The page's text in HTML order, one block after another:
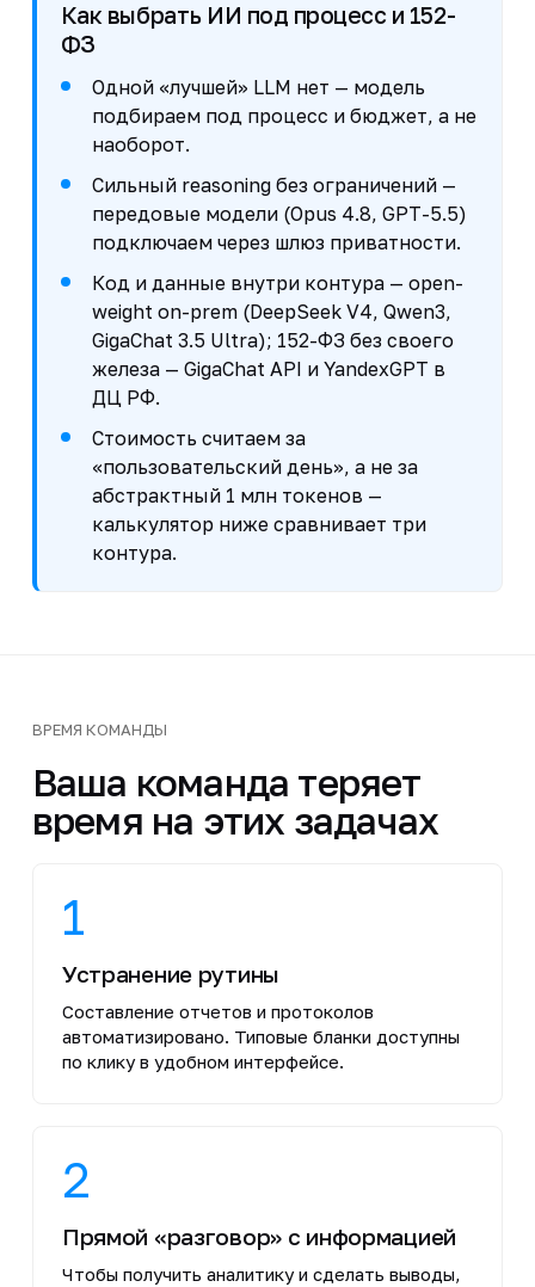
Как выбрать ИИ под процесс и 152-
ФЗ
Одной «лучшей» LLM нет — модель
подбираем под процесс и бюджет, а не
наоборот.
Сильный reasoning без ограничений —
передовые модели (Opus 4.8, GPT-5.5)
подключаем через шлюз приватности.
Код и данные внутри контура — open-
weight on-prem (DeepSeek V4, Qwen3,
GigaChat 3.5 Ultra); 152-ФЗ без своего
железа — GigaChat API и YandexGPT в
ДЦ РФ.
Стоимость считаем за
«пользовательский день», а не за
абстрактный 1 млн токенов —
калькулятор ниже сравнивает три
контура.
ВРЕМЯ КОМАНДЫ
Ваша команда теряет
время на этих задачах
1
Устранение рутины
Составление отчетов и протоколов
автоматизировано. Типовые бланки доступны
по клику в удобном интерфейсе.
2
Прямой «разговор» с информацией
Чтобы получить аналитику и сделать выводы,